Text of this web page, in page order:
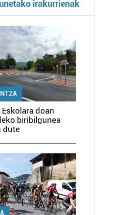
irakurrienak
Eskolara doan
biribilgunea
dute